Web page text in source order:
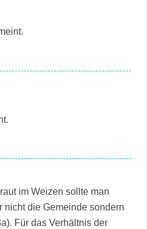
im Weizen sollte man
nicht die Gemeinde sondern
Für das Verhältnis der